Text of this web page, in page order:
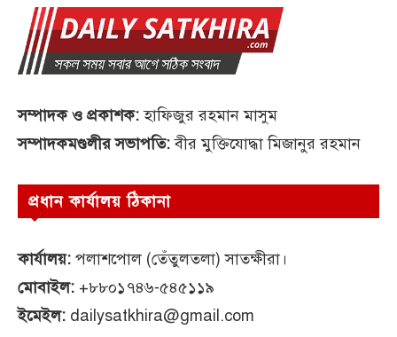
সম্পাদক ও প্রকাশক:হাফিজুর রহমান মাসুম
সম্পাদকমণ্ডলীর সভাপতি:বীর মুক্তিযোদ্ধা মিজানুর রহমান
প্রধান কার্যালয় ঠিকানা
কার্যালয়: পলাশপোল (তেঁতুলতলা) সাতক্ষীরা।
মোবাইল: +৮৮০১৭৪৬-৫৪৫১১৯
ইমেইল: dailysatkhira@gmail.com